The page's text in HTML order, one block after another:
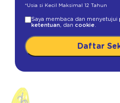
*Usia si Kecil Maksimal 12 Tahun
Saya membaca dan menyetujui
ketentuan, dan cookie
Daftar